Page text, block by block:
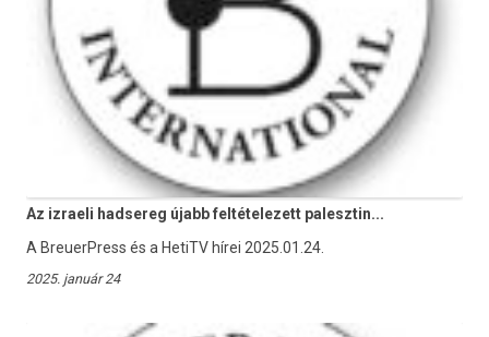
Az izraeli hadsereg újabb feltételezett palesztin...
A BreuerPress és a HetiTV hírei 2025.01.24.
2025. január 24